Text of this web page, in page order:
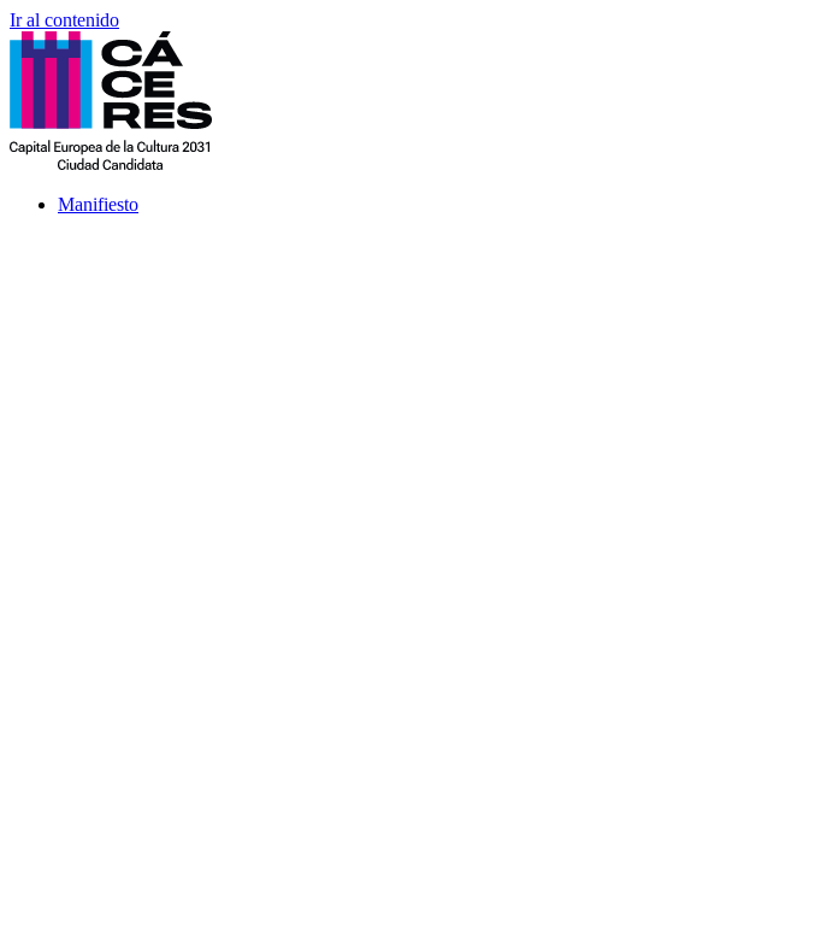
Ir al contenido
Manifiesto